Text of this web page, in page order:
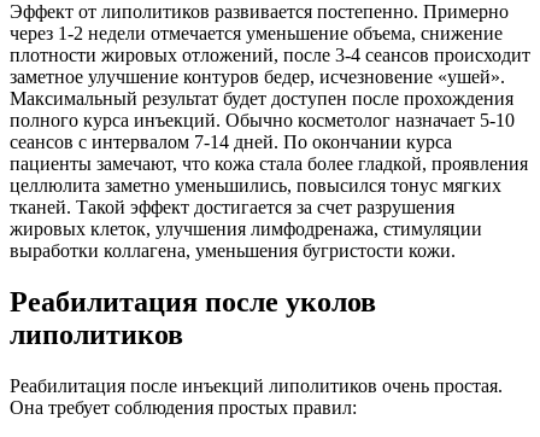
Эффект от липолитиков развивается постепенно. Примерно
через 1-2 недели отмечается уменьшение объема, снижение
плотности жировых отложений, после 3-4 сеансов происходит
заметное улучшение контуров бедер, исчезновение «ушей».
Максимальный результат будет доступен после прохождения
полного курса инъекций. Обычно косметолог назначает 5-10
сеансов с интервалом 7-14 дней. По окончании курса
пациенты замечают, что кожа стала более гладкой, проявления
целлюлита заметно уменьшились, повысился тонус мягких
тканей. Такой эффект достигается за счет разрушения
жировых клеток, улучшения лимфодренажа, стимуляции
выработки коллагена, уменьшения бугристости кожи.
Реабилитация после уколов
липолитиков
Реабилитация после инъекций липолитиков очень простая.
Она требует соблюдения простых правил: